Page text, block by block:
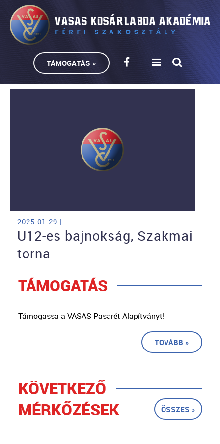
TÁMOGATÁS »
2025-01-29 |
U12-es bajnokság, Szakmai
torna
TÁMOGATÁS
Támogassa a VASAS-Pasarét Alapítványt!
TOVÁBB »
KÖVETKEZŐ
MÉRKŐZÉSEK
ÖSSZES »